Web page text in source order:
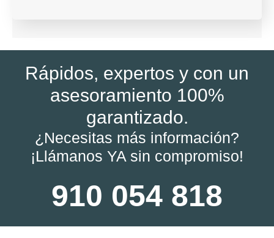
Rápidos, expertos y con un
asesoramiento 100%
garantizado.
¿Necesitas más información?
¡Llámanos YA sin compromiso!
910 054 818